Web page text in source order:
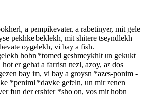
a pempikevater, a rabetinyer, mit gele
pekhke beklekh, mit shitere tseyndlekh
oygelekh, vi bay a fish.
hobn *tomed geshmeykhlt un gekukt
er gehat a farrisn nezl, azoy, az dos
bay im, vi bay a groysn *azes-ponim -
*peniml *davke gefeln, un mir zenen
fun der ershter *sho on, vos mir hobn